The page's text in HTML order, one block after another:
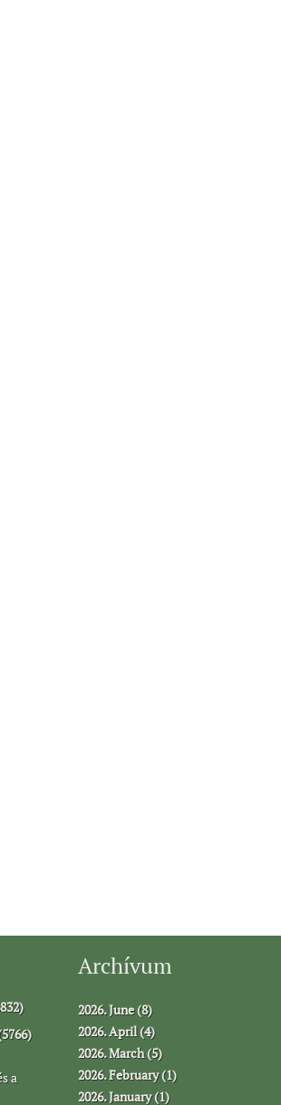
a
Archívum
2026. June (8)
2026. April (4)
2026. March (5)
2026. February (1)
2026. January (1)